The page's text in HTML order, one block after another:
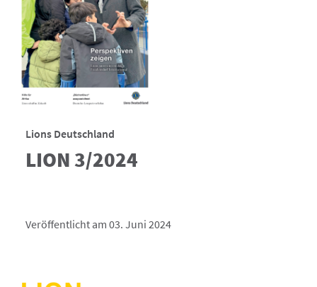
Lions Deutschland
LION 3/2024
Veröffentlicht am 03. Juni 2024